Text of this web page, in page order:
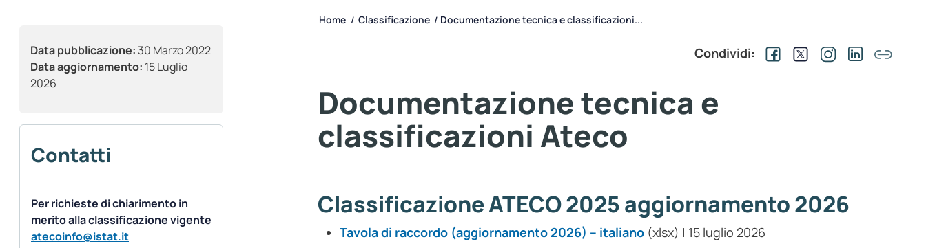
Data pubblicazione: 30 Marzo 2022
Data aggiornamento: 15 Luglio
2026
Contatti
Per richieste di chiarimento in
merito alla classificazione vigente
atecoinfo@istat.it
Home / Classificazione / Documentazione tecnica e classificazioni...
Condividi:
Documentazione tecnica e
classificazioni Ateco
Classificazione ATECO 2025 aggiornamento 2026
Tavola di raccordo (aggiornamento 2026) – italiano (xlsx) | 15 luglio 2026